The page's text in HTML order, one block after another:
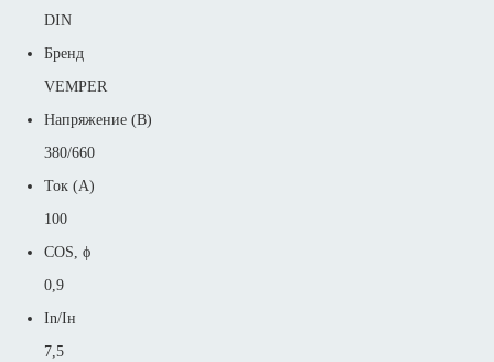
DIN
Бренд
VEMPER
Напряжение (В)
380/660
Ток (А)
100
COS, ϕ
0,9
In/Iн
7,5